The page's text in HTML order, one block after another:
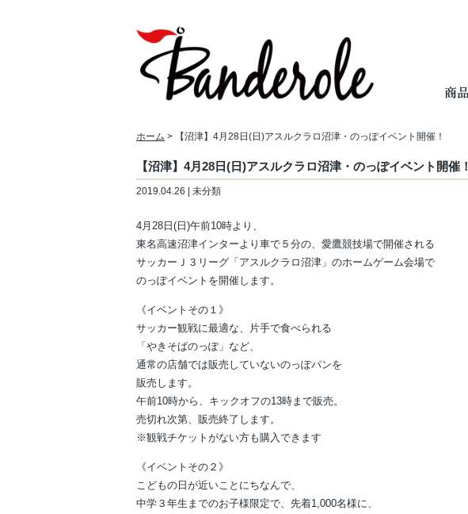
ホーム > 【沼津】4月28日(日)アスルクラロ沼津・のっぽイベント開催！
【沼津】4月28日(日)アスルクラロ沼津・のっぽイベント開催！
2019.04.26 | 未分類
4月28日(日)午前10時より、
東名高速沼津インターより車で５分の、愛鷹競技場で開催される
サッカーＪ３リーグ「アスルクラロ沼津」のホームゲーム会場で
のっぽイベントを開催します。
《イベントその１》
サッカー観戦に最適な、片手で食べられる
「やきそばのっぽ」など、
通常の店舗では販売していないのっぽパンを
販売します。
午前10時から、キックオフの13時まで販売。
売切れ次第、販売終了します。
※観戦チケットがない方も購入できます
《イベントその２》
こどもの日が近いことにちなんで、
中学３年生までのお子様限定で、先着1,000名様に、